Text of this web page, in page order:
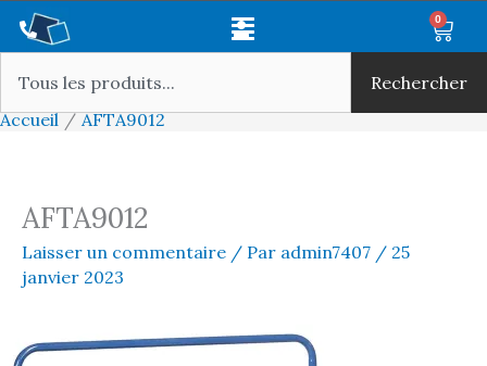
Aller
contenu
Main
0
Rechercher
Accueil
AFTA9012
AFTA9012
Laisser un commentaire / Par admin7407 / 25
janvier 2023